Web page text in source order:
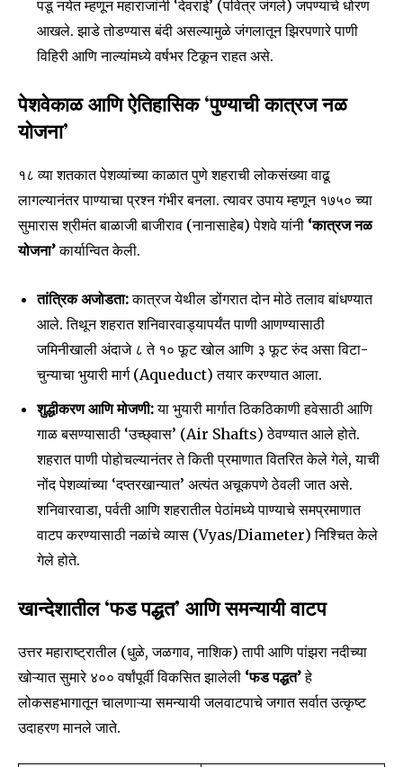
पडू नयेत म्हणून महाराजांनी ‘देवराई’ (पवित्र जंगले) जपण्याचे धोरण
आखले. झाडे तोडण्यास बंदी असल्यामुळे जंगलातून झिरपणारे पाणी
विहिरी आणि नाल्यांमध्ये वर्षभर टिकून राहत असे.
पेशवेकाळ आणि ऐतिहासिक ‘पुण्याची कात्रज नळ
योजना’
१८ व्या शतकात पेशव्यांच्या काळात पुणे शहराची लोकसंख्या वाढू
लागल्यानंतर पाण्याचा प्रश्न गंभीर बनला. त्यावर उपाय म्हणून १७५० च्या
सुमारास श्रीमंत बाळाजी बाजीराव (नानासाहेब) पेशवे यांनी ‘कात्रज नळ
योजना’कार्यान्वित केली.
तांत्रिक अजोडता:कात्रज येथील डोंगरात दोन मोठे तलाव बांधण्यात
आले. तिथून शहरात शनिवारवाड्यापर्यंत पाणी आणण्यासाठी
जमिनीखाली अंदाजे ८ ते १० फूट खोल आणि ३ फूट रुंद असा विटा-
चुन्याचा भुयारी मार्ग (Aqueduct) तयार करण्यात आला.
शुद्धीकरण आणि मोजणी:या भुयारी मार्गात ठिकठिकाणी हवेसाठी आणि
गाळ बसण्यासाठी ‘उच्छ्वास’ (Air Shafts) ठेवण्यात आले होते.
शहरात पाणी पोहोचल्यानंतर ते किती प्रमाणात वितरित केले गेले, याची
नोंद पेशव्यांच्या ‘दप्तरखान्यात’ अत्यंत अचूकपणे ठेवली जात असे.
शनिवारवाडा, पर्वती आणि शहरातील पेठांमध्ये पाण्याचे समप्रमाणात
वाटप करण्यासाठी नळांचे व्यास (Vyas/Diameter) निश्चित केले
गेले होते.
खान्देशातील ‘फड पद्धत’ आणि समन्यायी वाटप
उत्तर महाराष्ट्रातील (धुळे, जळगाव, नाशिक) तापी आणि पांझरा नदीच्या
खोऱ्यात सुमारे ४०० वर्षांपूर्वी विकसित झालेली ‘फड पद्धत’हे
लोकसहभागातून चालणाऱ्या समन्यायी जलवाटपाचे जगात सर्वात उत्कृष्ट
उदाहरण मानले जाते.